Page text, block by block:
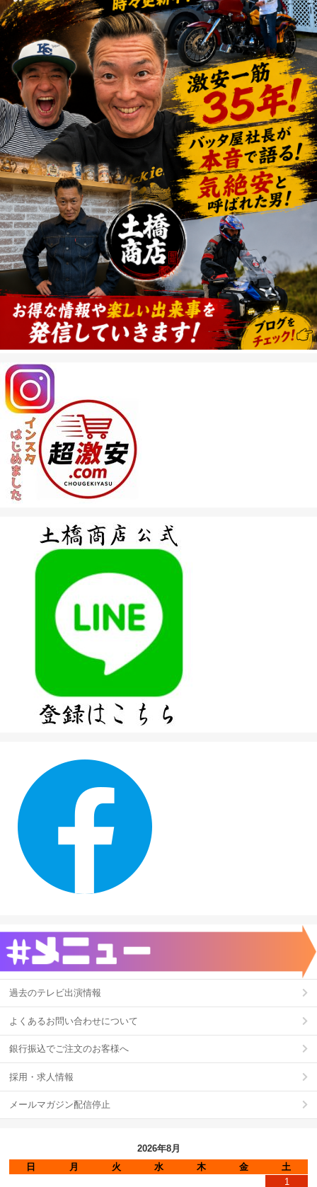
過去のテレビ出演情報
よくあるお問い合わせについて
銀行振込でご注文のお客様へ
採用・求人情報
メールマガジン配信停止
2026年8月
日
月 火 水 木 金
土
1